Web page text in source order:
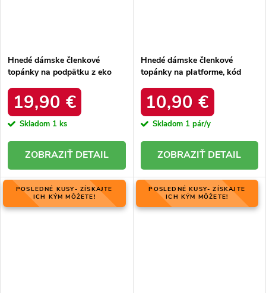
Hnedé dámske členkové
topánky na podpätku z eko
L13107-9 BEIGE
19,90 €
Skladom 1 ks
DETAIL
Hnedé dámske členkové
topánky na platforme, kód
10,90 €
Skladom 1 pár/y
DETAIL
POSLEDNÉ KUSY- ZÍSKAJTE
ICH KÝM MÔŽETE!
POSLEDNÉ KUSY- ZÍSKAJTE
ICH KÝM MÔŽETE!